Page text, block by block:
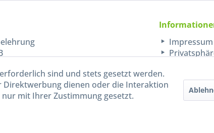
Impressum
sind und stets gesetzt werden.
Direktwerbung dienen oder die Interaktion
mit Ihrer Zustimmung gesetzt.